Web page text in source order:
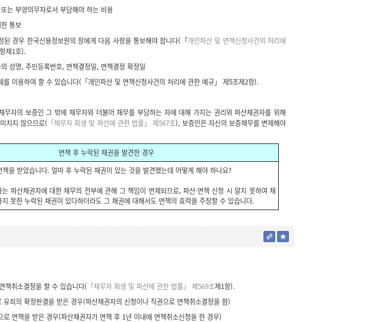
는 부양의무자로서 부담해야 하는 비용
통보
된 경우 한국신용정보원의 장에게 다음 사항을 통보해야 합니다(「개인파산 및 면책신청사건의 처리에
제1호).
성명, 주민등록번호, 면책결정일, 면책결정 확정일
를 이용하여 할 수 있습니다(「개인파산 및 면책신청사건의 처리에 관한 예규」 제5조제2항).
무자의 보증인 그 밖에 채무자와 더불어 채무를 부담하는 자에 대해 가지는 권리와 파산채권자를 위해
치지 않으므로( 「채무자 회생 및 파산에 관한 법률」 제567조), 보증인은 자신의 보증채무를 변제해야
면책 후 누락된 채권을 발견한 경우
을 받았습니다. 얼마 후 누락된 채권이 있는 것을 발견했는데 어떻게 해야 하나요?
파산채권자에 대한 채무의 전부에 관해 그 책임이 면제되므로, 파산·면책 신청 시 알지 못하여 채
못한 누락된 채권이 있다하더라도 그 채권에 대해서도 면책의 효력을 주장할 수 있습니다.
책취소결정을 할 수 있습니다( 「채무자 회생 및 파산에 관한 법률」 제569조제1항).
유죄의 확정판결을 받은 경우(파산채권자의 신청이나 직권으로 면책취소결정을 함)
로 면책을 받은 경우(파산채권자가 면책 후 1년 이내에 면책취소신청을 한 경우)